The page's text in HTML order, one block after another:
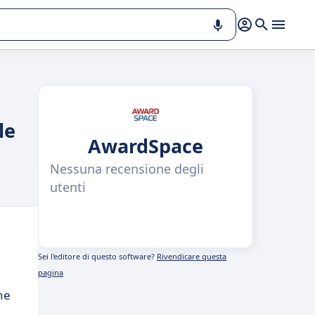
AwardSpace
Nessuna recensione degli
utenti
Sei l'editore di questo software? Rivendicare questa
pagina